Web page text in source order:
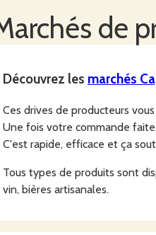
de
Découvrez les marchés
Ces drives de producteurs
Une fois votre commande
C'est rapide, efficace et ça
Tous types de produits sont
vin, bières artisanales.